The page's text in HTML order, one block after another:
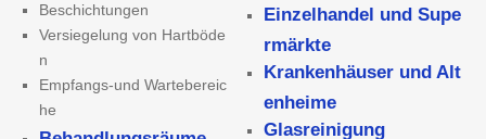
Beschichtungen
Versiegelung von Hartböde
n
Empfangs-und Wartebereic
he
Einzelhandel und Supe
rmärkte
Krankenhäuser und Alt
enheime
Glasreinigung